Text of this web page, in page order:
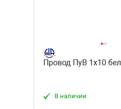
Провод ПуВ 1х10 бел
В наличии